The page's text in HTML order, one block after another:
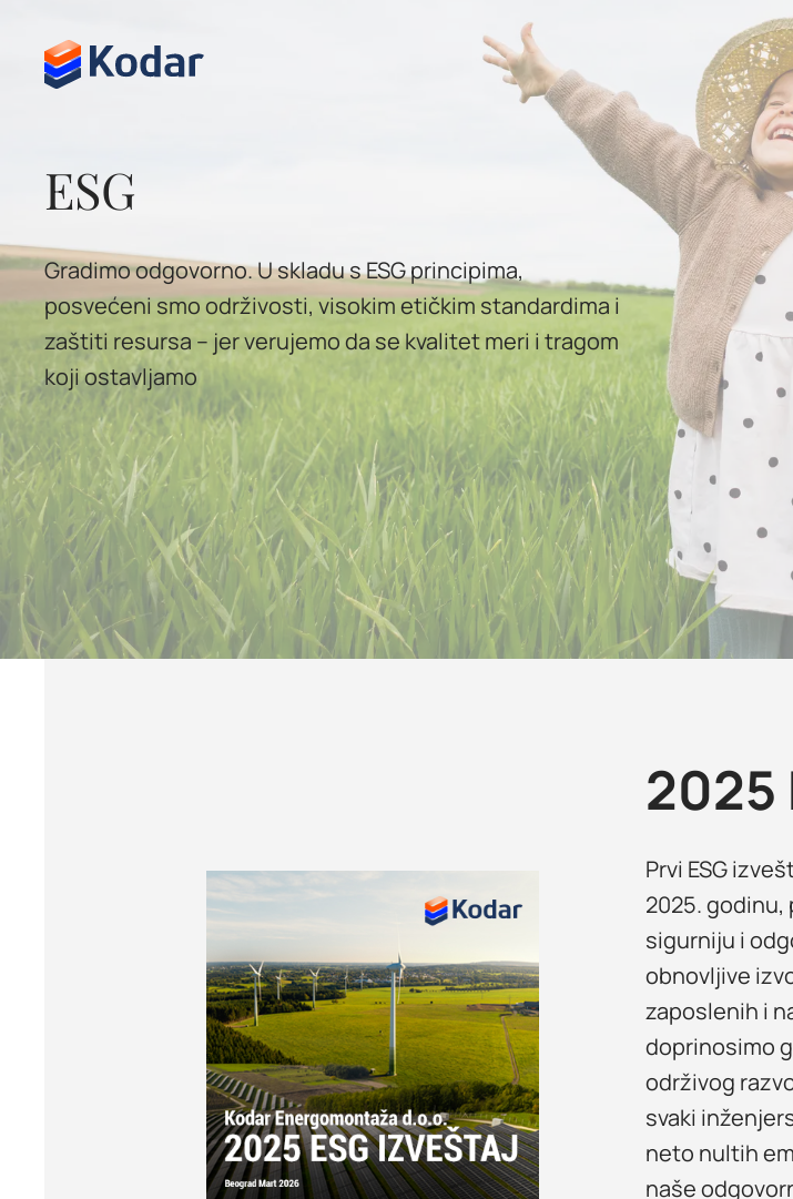
ESG
Gradimo odgovorno. U skladu s ESG principima,
posvećeni smo održivosti, visokim etičkim standardima i
zaštiti resursa – jer verujemo da se kvalitet meri i tragom
koji ostavljamo
2025
Prvi ESG
2025.
sigurniju i
obnovljive
zaposlenih i
doprinosimo
održivog
svaki
neto nultih
naše